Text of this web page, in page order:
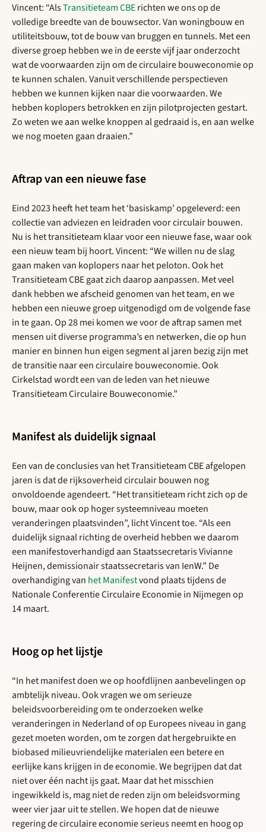
Vincent: “AlsTransitieteam CBErichten we ons op de
volledige breedte van de bouwsector. Van woningbouw en
utiliteitsbouw, tot de bouw van bruggen en tunnels. Met een
diverse groep hebben we in de eerste vijf jaar onderzocht
wat de voorwaarden zijn om de circulaire bouweconomie op
te kunnen schalen. Vanuit verschillende perspectieven
hebben we kunnen kijken naar die voorwaarden. We
hebben koplopers betrokken en zijn pilotprojecten gestart.
Zo weten we aan welke knoppen al gedraaid is, en aan welke
we nog moeten gaan draaien.”
Aftrap van een nieuwe fase
Eind 2023 heeft het team het ‘basiskamp’ opgeleverd: een
collectie van adviezen en leidraden voor circulair bouwen.
Nu is het transitieteam klaar voor een nieuwe fase, waar ook
een nieuw team bij hoort. Vincent: “We willen nu de slag
gaan maken van koplopers naar het peloton. Ook het
Transitieteam CBE gaat zich daarop aanpassen. Met veel
dank hebben we afscheid genomen van het team, en we
hebben een nieuwe groep uitgenodigd om de volgende fase
in te gaan. Op 28 mei komen we voor de aftrap samen met
mensen uit diverse programma’s en netwerken, die op hun
manier en binnen hun eigen segment al jaren bezig zijn met
de transitie naar een circulaire bouweconomie. Ook
Cirkelstad wordt een van de leden van het nieuwe
Transitieteam Circulaire Bouweconomie.”
Manifest als duidelijk signaal
Een van de conclusies van het Transitieteam CBE afgelopen
jaren is dat de rijksoverheid circulair bouwen nog
onvoldoende agendeert. “Het transitieteam richt zich op de
bouw, maar ook op hoger systeemniveau moeten
veranderingen plaatsvinden”, licht Vincent toe. “Als een
duidelijk signaal richting de overheid hebben we daarom
een manifestoverhandigd aan Staatssecretaris Vivianne
Heijnen, demissionair staatssecretaris van IenW.” De
overhandiging van het Manifestvond plaats tijdens de
Nationale Conferentie Circulaire Economie in Nijmegen op
14 maart.
Hoog op het lijstje
“In het manifest doen we op hoofdlijnen aanbevelingen op
ambtelijk niveau. Ook vragen we om serieuze
beleidsvoorbereiding om te onderzoeken welke
veranderingen in Nederland of op Europees niveau in gang
gezet moeten worden, om te zorgen dat hergebruikte en
biobased milieuvriendelijke materialen een betere en
eerlijke kans krijgen in de economie. We begrijpen dat dat
niet over één nacht ijs gaat. Maar dat het misschien
ingewikkeld is, mag niet de reden zijn om beleidsvorming
weer vier jaar uit te stellen. We hopen dat de nieuwe
regering de circulaire economie serieus neemt en hoog op